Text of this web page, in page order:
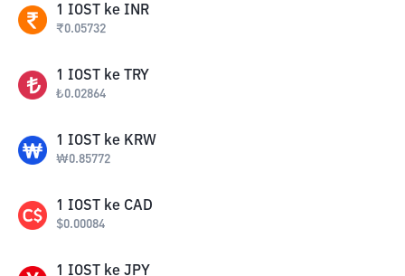
1 IOST ke INR
₹0.05732
1 IOST ke TRY
₺0.02864
1 IOST ke KRW
₩0.85772
1 IOST ke CAD
$0.00084
1 IOST ke JPY